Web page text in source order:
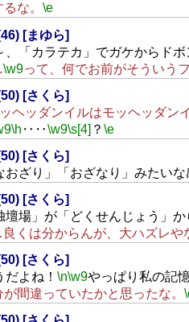
な。 \e
[まゆら]
、「カラテカ」でガケからド
\w9って、何でお前がそういう
[さくら]
ヘッダンイルはモッヘッダン
\h ‥‥\w9\s[4] ？ \e
[さくら]
おざり」「おざなり」みたいな
[さくら]
壇場」が「どくせんじょう」か
くは分からんが、大ハズレや
[さくら]
だよね！ \n\w9やっぱり私の記
間違っていたかと思ったな。